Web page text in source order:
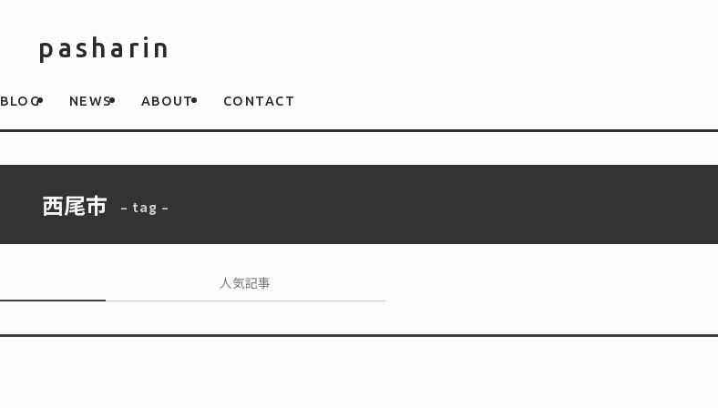
pasharin
BLOG NEWS ABOUT CONTACT
西尾市 – tag –
人気記事